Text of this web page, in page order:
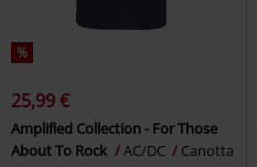
%
25,99 €
Amplified Collection - For Those
About To Rock
AC/DC Canotta